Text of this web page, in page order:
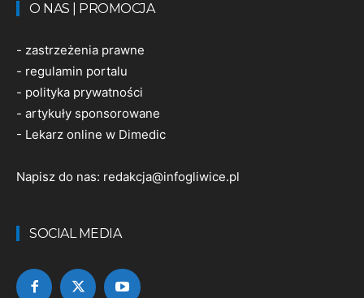
O NAS | PROMOCJA
- zastrzeżenia prawne
- regulamin portalu
- polityka prywatności
- artykuły sponsorowane
- Lekarz online w Dimedic
Napisz do nas: redakcja@infogliwice.pl
SOCIAL MEDIA